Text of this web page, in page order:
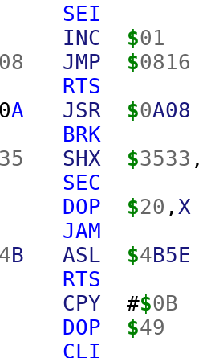
SEI
INC $01
08 JMP $0816
RTS
0A JSR $0A08
BRK
35 SHX $3533
SEC
DOP $20 , X
JAM
4B ASL $4B5E
RTS
CPY #$0B
DOP $49
CLI